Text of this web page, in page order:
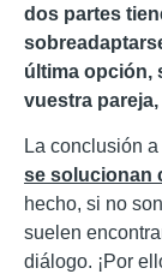
dos partes
última opción,
vuestra pareja,
La conclusión
se solucionan
hecho, si no
suelen
diálogo. ¡Por